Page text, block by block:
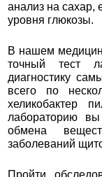
анализ на сахар,
уровня глюкозы.
В нашем
точный тест
диагностику
всего по
хеликобактер
лабораторию
обмена
заболеваний
Пройти